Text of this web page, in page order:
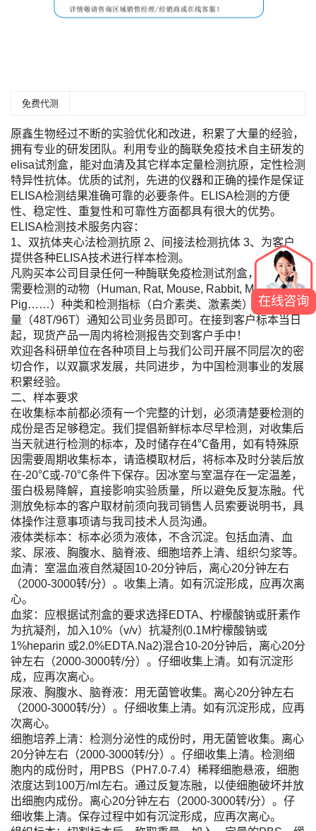
免费代测
原鑫生物经过不断的实验优化和改进，积累了大量的经验，
拥有专业的研发团队。利用专业的酶联免疫技术自主研发的
elisa试剂盒，能对血清及其它样本定量检测抗原，定性检测
特异性抗体。优质的试剂，先进的仪器和正确的操作是保证
ELISA检测结果准确可靠的必要条件。ELISA检测的方便
性、稳定性、重复性和可靠性方面都具有很大的优势。
ELISA检测技术服务内容：
1、双抗体夹心法检测抗原 2、间接法检测抗体 3、为客户
提供各种ELISA技术进行样本检测。
凡购买本公司目录任何一种酶联免疫检测试剂盒，您只需将
需要检测的动物（Human, Rat, Mouse, Rabbit, Monkey,
Pig……）种类和检测指标（白介素类、激素类）及标本数
量（48T/96T）通知公司业务员即可。在接到客户标本当日
起，现货产品一周内将检测报告交到客户手中！
欢迎各科研单位在各种项目上与我们公司开展不同层次的密
切合作，以双赢求发展，共同进步，为中国检测事业的发展
积累经验。
二、样本要求
在收集标本前都必须有一个完整的计划，必须清楚要检测的
成份是否足够稳定。我们提倡新鲜标本尽早检测，对收集后
当天就进行检测的标本，及时储存在4℃备用，如有特殊原
因需要周期收集标本，请造模取材后，将标本及时分装后放
在-20℃或-70℃条件下保存。因冰室与室温存在一定温差，
蛋白极易降解，直接影响实验质量，所以避免反复冻融。代
测放免标本的客户取材前须向我司销售人员索要说明书，具
体操作注意事项请与我司技术人员沟通。
液体类标本：标本必须为液体，不含沉淀。包括血清、血
浆、尿液、胸腹水、脑脊液、细胞培养上清、组织匀浆等。
血清：室温血液自然凝固10-20分钟后，离心20分钟左右
（2000-3000转/分）。收集上清。如有沉淀形成，应再次离
心。
血浆：应根据试剂盒的要求选择EDTA、柠檬酸钠或肝素作
为抗凝剂，加入10%（v/v）抗凝剂(0.1M柠檬酸钠或
1%heparin 或2.0%EDTA.Na2)混合10-20分钟后，离心20分
钟左右（2000-3000转/分）。仔细收集上清。如有沉淀形
成，应再次离心。
尿液、胸腹水、脑脊液：用无菌管收集。离心20分钟左右
（2000-3000转/分）。仔细收集上清。如有沉淀形成，应再
次离心。
细胞培养上清：检测分泌性的成份时，用无菌管收集。离心
20分钟左右（2000-3000转/分）。仔细收集上清。检测细
胞内的成份时，用PBS（PH7.0-7.4）稀释细胞悬液，细胞
浓度达到100万/ml左右。通过反复冻融，以使细胞破坏并放
出细胞内成份。离心20分钟左右（2000-3000转/分）。仔
细收集上清。保存过程中如有沉淀形成，应再次离心。
在线咨询